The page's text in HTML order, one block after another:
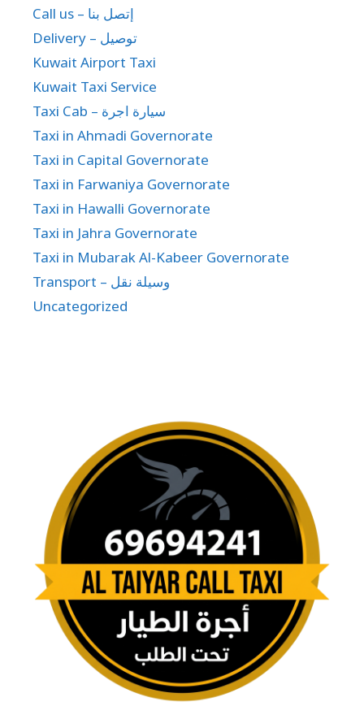
Call us – إتصل بنا
Delivery – توصيل
Kuwait Airport Taxi
Kuwait Taxi Service
Taxi Cab – سيارة اجرة
Taxi in Ahmadi Governorate
Taxi in Capital Governorate
Taxi in Farwaniya Governorate
Taxi in Hawalli Governorate
Taxi in Jahra Governorate
Taxi in Mubarak Al-Kabeer Governorate
Transport – وسيلة نقل
Uncategorized